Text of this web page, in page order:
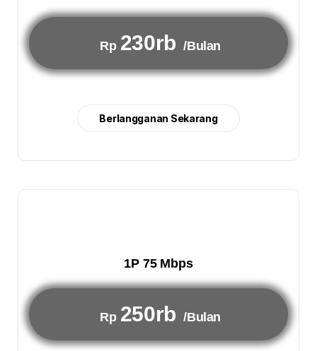
Rp 230rb /Bulan
Berlangganan Sekarang
1P 75 Mbps
Rp 250rb /Bulan